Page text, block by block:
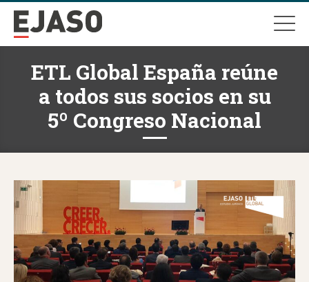
ETL Global España reúne
a todos sus socios en su
5º Congreso Nacional